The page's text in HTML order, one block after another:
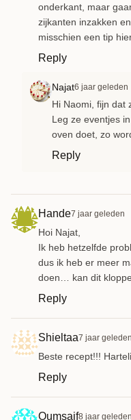
onderkant, maar
zijkanten inzakken
misschien een tip
Reply
Najat6 jaar geleden
Hi Naomi, fijn dat
Leg ze eventjes
oven doet, zo
Reply
Hande7 jaar geleden
Hoi Najat,
Ik heb hetzelfde
dus ik heb er meer
doen… kan dit
Reply
Shieltaa7 jaar geleden
Beste recept!!!
Reply
Oumsaif8 jaar geleden